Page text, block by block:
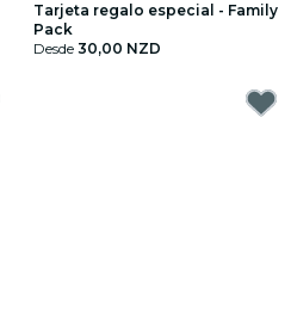
Tarjeta regalo especial - Family
Pack
Desde 30,00 NZD